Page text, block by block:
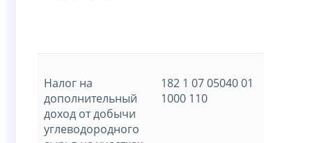
Налог на
дополнительный
доход от добычи
углеводородного
182 1 07 05040 01
1000 110